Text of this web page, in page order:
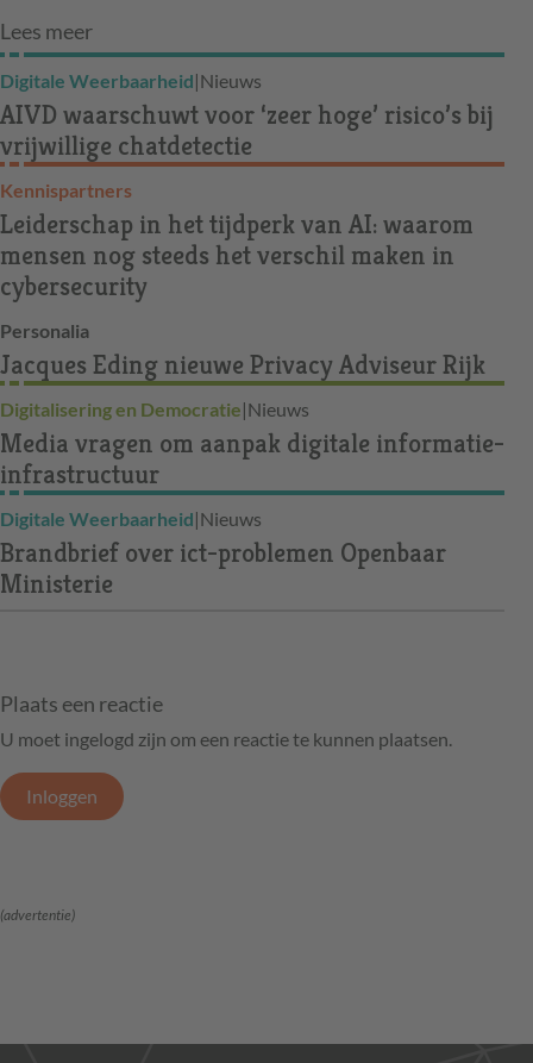
Lees meer
Digitale Weerbaarheid|Nieuws
AIVD waarschuwt voor ‘zeer hoge’ risico’s bij
vrijwillige chatdetectie
Kennispartners
Leiderschap in het tijdperk van AI: waarom
mensen nog steeds het verschil maken in
cybersecurity
Personalia
Jacques Eding nieuwe Privacy Adviseur Rijk
Digitalisering en Democratie|Nieuws
Media vragen om aanpak digitale informatie-
infrastructuur
Digitale Weerbaarheid|Nieuws
Brandbrief over ict-problemen Openbaar
Ministerie
Plaats een reactie
U moet ingelogd zijn om een reactie te kunnen plaatsen.
Inloggen
(advertentie)